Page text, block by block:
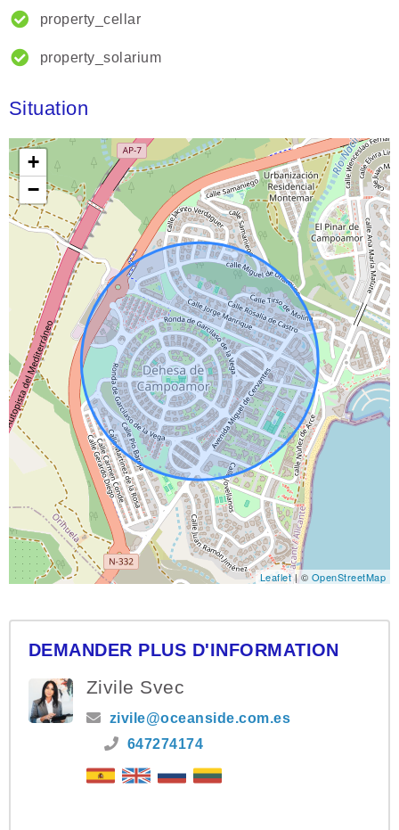
property_cellar
property_solarium
Situation
+
−
Leaflet| © OpenStreetMap
DEMANDER PLUS D'INFORMATION
Zivile Svec
zivile@oceanside.com.es
647274174